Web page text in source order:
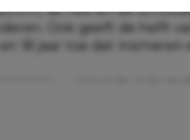
de nek en de
Ook geeft de helft
18 jaar toe dat insmeren